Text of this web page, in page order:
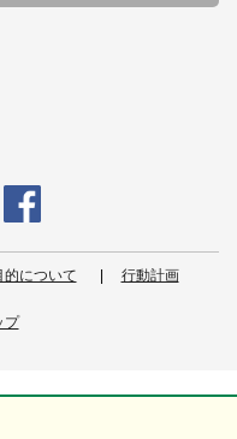
的について 行動計画
プ